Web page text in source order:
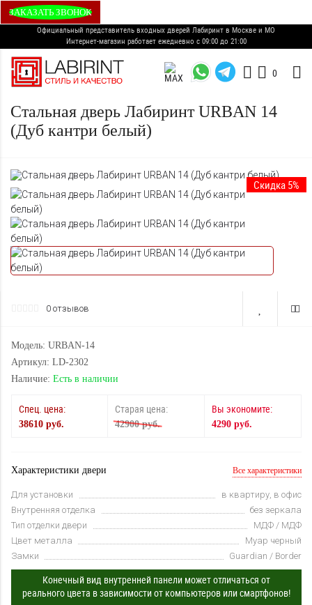
ЗАКАЗАТЬ ЗВОНОК
Официальный представитель входных дверей Лабиринт в Москве и МО
Интернет-магазин работает ежедневно с 09:00 до 21:00
0
Стальная дверь Лабиринт URBAN 14
(Дуб кантри белый)
Скидка 5%
0 отзывов
Модель: URBAN-14
Артикул: LD-2302
Наличие: Есть в наличии
Спец. цена:
38610 руб.
Старая цена:
42900 руб.
Вы экономите:
4290 руб.
Характеристики двери Все характеристики
Для установки
в квартиру, в офис
Внутренняя отделка
без зеркала
Тип отделки двери
МДФ / МДФ
Цвет металла
Муар черный
Замки
Guardian / Border
Конечный вид внутренней панели может отличаться от
реального цвета в зависимости от компьютеров или смартфонов!